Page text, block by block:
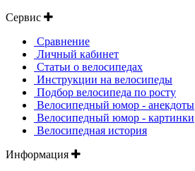
Сервис
Сравнение
Личный кабинет
Статьи о велосипедах
Инструкции на велосипеды
Подбор велосипеда по росту
Велосипедный юмор - анекдоты
Велосипедный юмор - картинки
Велосипедная история
Информация